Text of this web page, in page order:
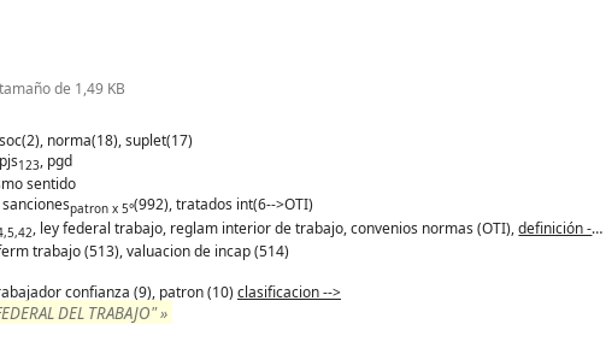
de 1,49 KB
norma(18), suplet(17)
123, pgd
sentido
patron x 5°(992), tratados int(6-->OTI)
, ley federal trabajo, reglam interior de trabajo, convenios normas (OTI),definición -->
trabajo (513), valuacion de incap (514)
confianza (9), patron (10) clasificacion -->
DEL TRABAJO" »